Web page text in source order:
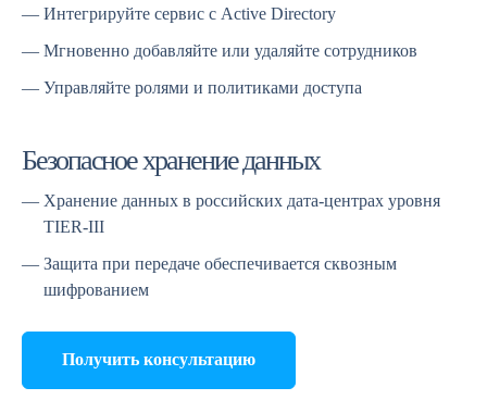
Интегрируйте сервис с Active Directory
Мгновенно добавляйте или удаляйте сотрудников
Управляйте ролями и политиками доступа
Безопасное хранение данных
Хранение данных в российских дата-центрах уровня
TIER-III
Защита при передаче обеспечивается сквозным
шифрованием
Получить консультацию